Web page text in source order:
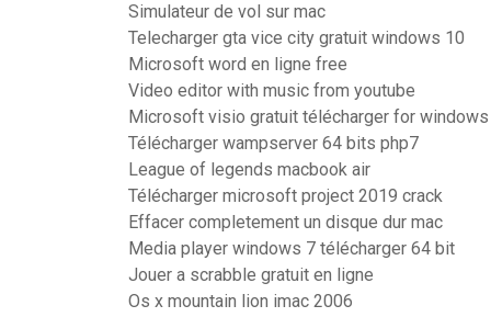
Simulateur de vol sur mac
Telecharger gta vice city gratuit windows 10
Microsoft word en ligne free
Video editor with music from youtube
Microsoft visio gratuit télécharger for windows
Télécharger wampserver 64 bits php7
League of legends macbook air
Télécharger microsoft project 2019 crack
Effacer completement un disque dur mac
Media player windows 7 télécharger 64 bit
Jouer a scrabble gratuit en ligne
Os x mountain lion imac 2006